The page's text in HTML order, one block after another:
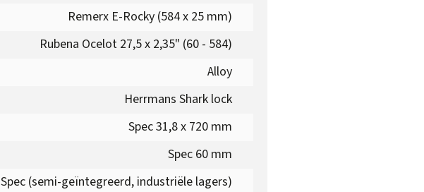
Remerx E-Rocky (584 x 25 mm)
Rubena Ocelot 27,5 x 2,35" (60 - 584)
Alloy
Herrmans Shark lock
Spec 31,8 x 720 mm
Spec 60 mm
Spec (semi-geïntegreerd, industriële lagers)